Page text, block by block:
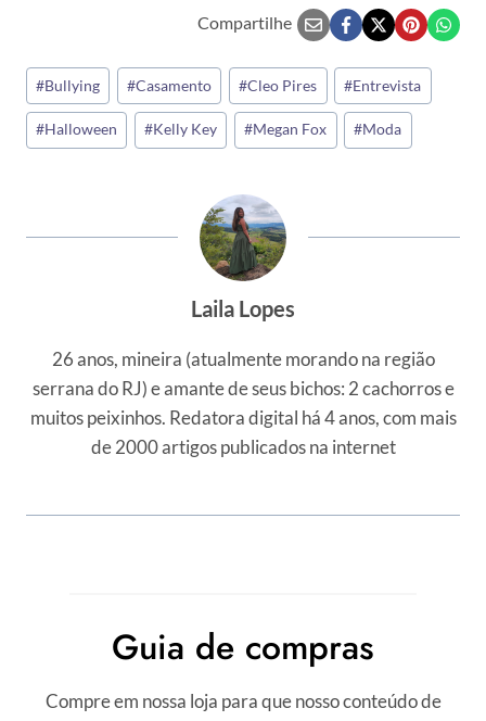
Compartilhe
Tags
do
Post:
#Bullying #Casamento #Cleo Pires #Entrevista
#Halloween #Kelly Key #Megan Fox #Moda
Laila Lopes
26 anos, mineira (atualmente morando na região
serrana do RJ) e amante de seus bichos: 2 cachorros e
muitos peixinhos. Redatora digital há 4 anos, com mais
de 2000 artigos publicados na internet
Guia de compras
Compre em nossa loja para que nosso conteúdo de